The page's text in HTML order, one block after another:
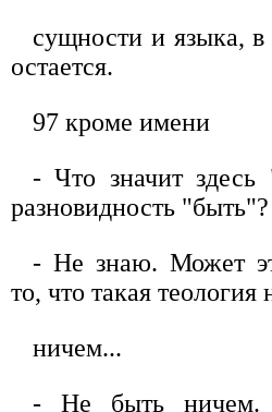
сущности и языка, в
остается.
97 кроме имени
- Что значит здесь
разновидность "быть"?
- Не знаю. Может
то, что такая теология
ничем...
- Не быть ничем.